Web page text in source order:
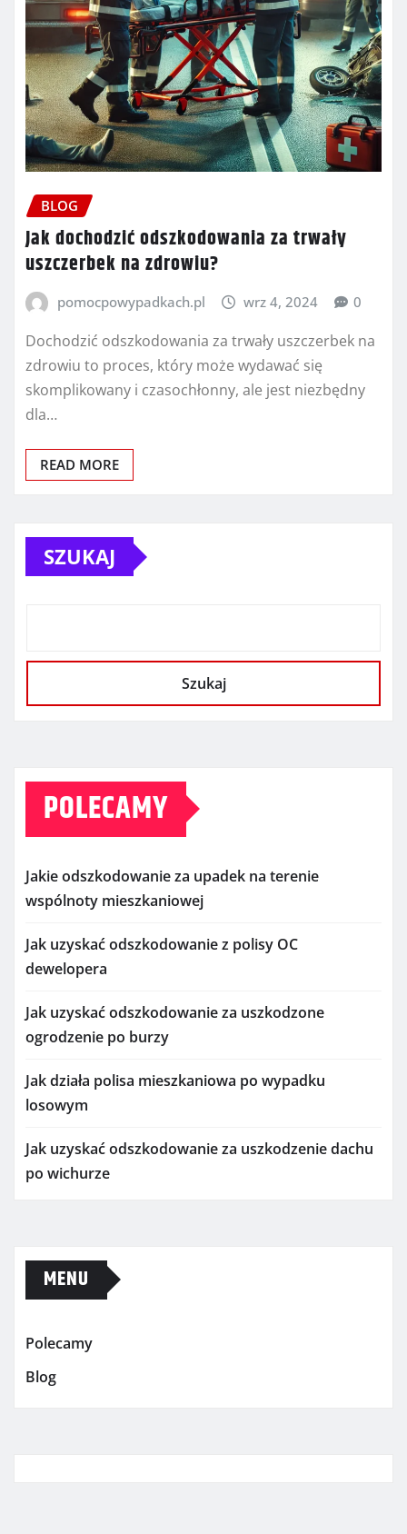
BLOG
Jak dochodzić odszkodowania za trwały
uszczerbek na zdrowiu?
pomocpowypadkach.pl wrz 4, 2024 0
Dochodzić odszkodowania za trwały uszczerbek na
zdrowiu to proces, który może wydawać się
skomplikowany i czasochłonny, ale jest niezbędny
dla…
READ MORE
SZUKAJ
Szukaj
POLECAMY
Jakie odszkodowanie za upadek na terenie
wspólnoty mieszkaniowej
Jak uzyskać odszkodowanie z polisy OC
dewelopera
Jak uzyskać odszkodowanie za uszkodzone
ogrodzenie po burzy
Jak działa polisa mieszkaniowa po wypadku
losowym
Jak uzyskać odszkodowanie za uszkodzenie dachu
po wichurze
MENU
Polecamy
Blog